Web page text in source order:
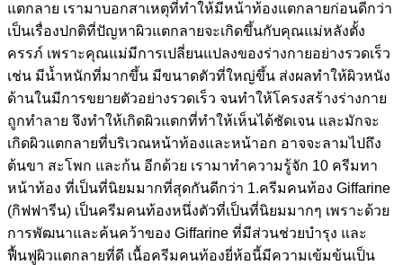
แตกลาย เรามาบอกสาเหตุที่ทำให้มีหน้าท้องแตกลายก่อนดีกว่า
เป็นเรื่องปกติที่ปัญหาผิวแตกลายจะเกิดขึ้นกับคุณแม่หลังตั้ง
ครรภ์ เพราะคุณแม่มีการเปลี่ยนแปลงของร่างกายอย่างรวดเร็ว
เช่น มีน้ำหนักที่มากขึ้น มีขนาดตัวที่ใหญ่ขึ้น ส่งผลทำให้ผิวหนัง
ด้านในมีการขยายตัวอย่างรวดเร็ว จนทำให้โครงสร้างร่างกาย
ถูกทำลาย จึงทำให้เกิดผิวแตกที่ทำให้เห็นได้ชัดเจน และมักจะ
เกิดผิวแตกลายที่บริเวณหน้าท้องและหน้าอก อาจจะลามไปถึง
ต้นขา สะโพก และก้น อีกด้วย เรามาทำความรู้จัก 10 ครีมทา
หน้าท้อง ที่เป็นที่นิยมมากที่สุดกันดีกว่า 1.ครีมคนท้อง Giffarine
(กิฟฟารีน) เป็นครีมคนท้องหนึ่งตัวที่เป็นที่นิยมมากๆ เพราะด้วย
การพัฒนาและค้นคว้าของ Giffarine ที่มีส่วนช่วยบำรุง และ
ฟื้นฟูผิวแตกลายที่ดี เนื้อครีมคนท้องยี่ห้อนี้มีความเข้มข้นเป็น